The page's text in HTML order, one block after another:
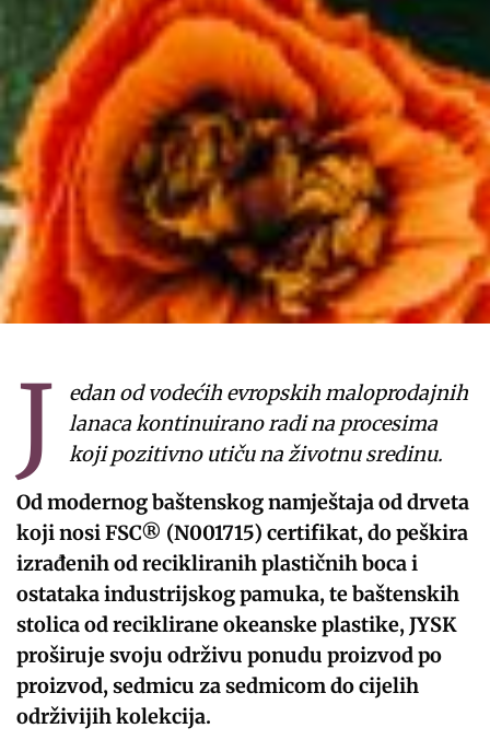
J
edan od vodećih evropskih maloprodajnih
lanaca kontinuirano radi na procesima
koji pozitivno utiču na životnu sredinu.
Od modernog baštenskog namještaja od drveta
koji nosi FSC® (N001715) certifikat, do peškira
izrađenih od recikliranih plastičnih boca i
ostataka industrijskog pamuka, te baštenskih
stolica od reciklirane okeanske plastike, JYSK
proširuje svoju održivu ponudu proizvod po
proizvod, sedmicu za sedmicom do cijelih
održivijih kolekcija.